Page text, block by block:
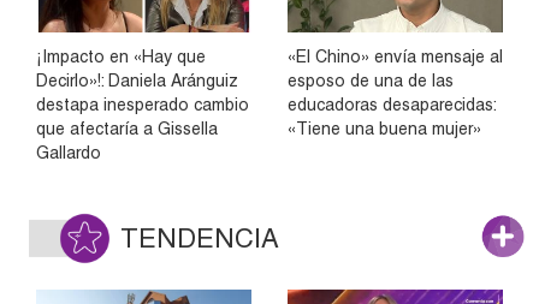
¡Impacto en «Hay que
Decirlo»!: Daniela Aránguiz
destapa inesperado cambio
que afectaría a Gissella
Gallardo
«El Chino» envía mensaje al
esposo de una de las
educadoras desaparecidas:
«Tiene una buena mujer»
TENDENCIA